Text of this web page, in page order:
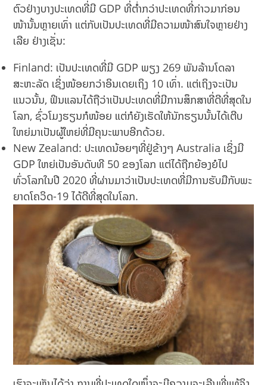
ຕົວຢ່າງບາງປະເທດທີ່ມີ GDP ທີ່ຕໍ່າກວ່າປະເທດທີ່ກ່າວມາກ່ອນ
ໜ້ານັ້ນຫຼາຍເທົ່າ ແຕ່ກັບເປັນປະເທດທີ່ມີຄວາມໜ້າສົນໃຈຫຼາຍຢ່າງ
ເລີຍ ຢ່າງເຊັ່ນ:
Finland: ເປັນປະເທດທີ່ມີ GDP ພຽງ 269 ພັນລ້ານໂດລາ
ສະຫະລັດ ເຊິ່ງໜ້ອຍກວ່າອິນເດຍເຖິງ 10 ເທົ່າ. ແຕ່ເຖິງຈະເປັນ
ແນວນັ້ນ, ຟິນແລນໄດ້ຖືວ່າເປັນປະເທດທີ່ມີການສຶກສາທີ່ດີທີ່ສຸດໃນ
ໂລກ, ຊົ່ວໂມງຮຽນກໍໜ້ອຍ ແຕ່ກໍຍັງເຮັດໃຫ້ນັກຮຽນນັ້ນໄດ້ເຕີບ
ໃຫຍ່ມາເປັນຜູ້ໃຫຍ່ທີ່ມີຄຸນະພາບອີກດ້ວຍ.
New Zealand: ປະເທດນ້ອຍໆທີ່ຢູ່ຂ້າງໆ Australia ເຊິ່ງມີ
GDP ໃຫຍ່ເປັນອັນດັບທີ 50 ຂອງໂລກ ແຕ່ໄດ້ຖືກຍ້ອງຍໍໄປ
ທົ່ວໂລກໃນປີ 2020 ທີ່ຜ່ານມາວ່າເປັນປະເທດທີ່ມີການຮັບມືກັບພະ
ຍາດໂຄວິດ-19 ໄດ້ດີທີ່ສຸດໃນໂລກ.